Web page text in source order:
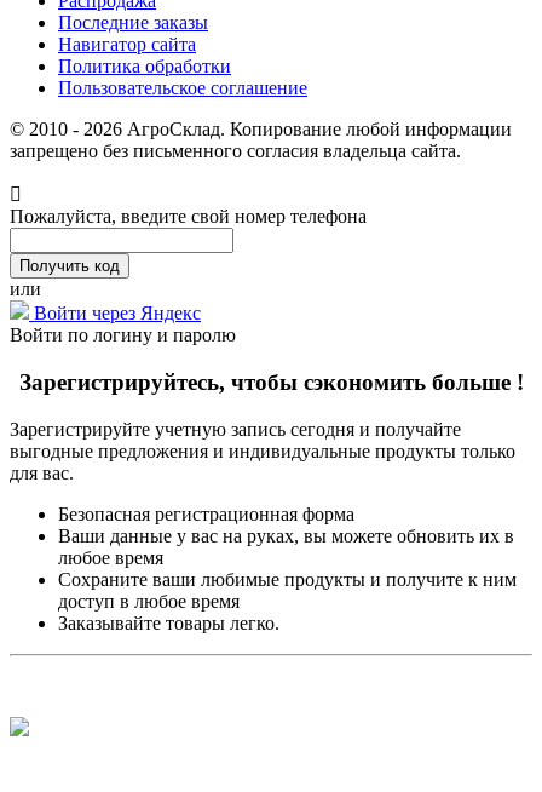
Последние заказы
Навигатор сайта
Политика обработки
Пользовательское соглашение
© 2010 - 2026 АгроСклад. Копирование любой информации
запрещено без письменного согласия владельца сайта.
Пожалуйста, введите свой номер телефона
или
Войти через Яндекс
Войти по логину и паролю
Зарегистрируйтесь, чтобы сэкономить больше !
Зарегистрируйте учетную запись сегодня и получайте
выгодные предложения и индивидуальные продукты только
для вас.
Безопасная регистрационная форма
Ваши данные у вас на руках, вы можете обновить их в
любое время
Сохраните ваши любимые продукты и получите к ним
доступ в любое время
Заказывайте товары легко.